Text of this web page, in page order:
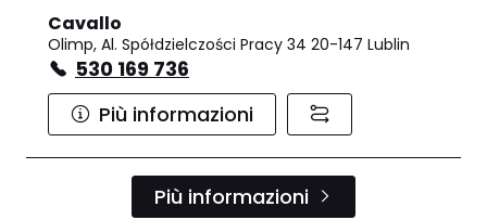
Cavallo
Olimp, Al. Spółdzielczości Pracy 34 20-147 Lublin
530 169 736
Più informazioni
Più informazioni